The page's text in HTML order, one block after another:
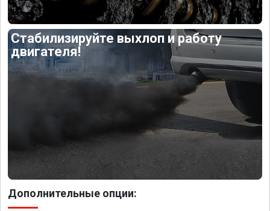
Стабилизируйте выхлоп и работу
двигателя!
Дополнительные опции: